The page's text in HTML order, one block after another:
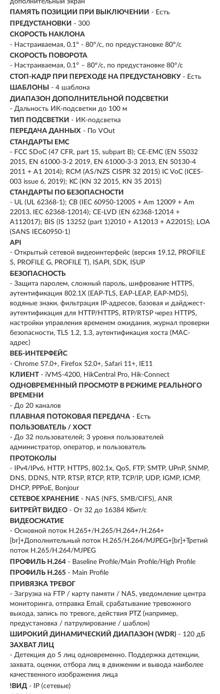
дополнительный экран
ПАМЯТЬ ПОЗИЦИИ ПРИ ВЫКЛЮЧЕНИИ - Есть
ПРЕДУСТАНОВКИ - 300
СКОРОСТЬ НАКЛОНА
- Настраиваемая, 0.1° - 80°/с, по предустановке 80°/с
СКОРОСТЬ ПОВОРОТА
- Настраиваемая, 0.1° – 80°/с, по предустановке 80°/с
СТОП-КАДР ПРИ ПЕРЕХОДЕ НА ПРЕДУСТАНОВКУ - Есть
ШАБЛОНЫ
- 4 шаблона
ДИАПАЗОН ДОПОЛНИТЕЛЬНОЙ ПОДСВЕТКИ
- Дальность ИК-подсветки до 100 м
ТИП ПОДСВЕТКИ - ИК-подсветка
ПЕРЕДАЧА ДАННЫХ - По VOut
СТАНДАРТЫ EMC
- FCC SDoC (47 CFR, part 15, subpart B); CE-EMC (EN 55032
2015, EN 61000-3-2 2019, EN 61000-3-3 2013, EN 50130-4
2011 + A1 2014); RCM (AS/NZS CISPR 32 2015) IC VoC (ICES-
003 issue 6, 2019); KC (KN 32 2015, KN 35 2015)
СТАНДАРТЫ ПО БЕЗОПАСНОСТИ
- UL (UL 62368-1); CB (IEC 60950-12005 + Am 12009 + Am
22013, IEC 62368-12014); CE-LVD (EN 62368-12014 +
A112017); BIS (IS 13252 (part 1)2010 + A12013 + A22015); LOA
(SANS IEC60950-1)
API
- Открытый сетевой видеоинтерфейс (версия 19.12, PROFILE
S, PROFILE G, PROFILE T), ISAPI, SDK, ISUP
БЕЗОПАСНОСТЬ
- Защита паролем, сложный пароль, шифрование HTTPS,
аутентификация 802.1X (EAP-TLS, EAP-LEAP, EAP-MD5),
водяные знаки, фильтрация IP-адресов, базовая и дайджест-
аутентификация для HTTP/HTTPS, RTP/RTSP через HTTPS,
настройки управления временем ожидания, журнал проверки
безопасности, TLS 1.2, 1.3, аутентификация хоста (MAC-
адрес)
ВЕБ-ИНТЕРФЕЙС
- Chrome 57.0+, Firefox 52.0+, Safari 11+, IE11
КЛИЕНТ - iVMS-4200, HikCentral Pro, Hik-Connect
ОДНОВРЕМЕННЫЙ ПРОСМОТР В РЕЖИМЕ РЕАЛЬНОГО
ВРЕМЕНИ
- До 20 каналов
ПЛАВНАЯ ПОТОКОВАЯ ПЕРЕДАЧА - Есть
ПОЛЬЗОВАТЕЛЬ / ХОСТ
- До 32 пользователей; 3 уровня пользователей
администратор, оператор, и пользователь
ПРОТОКОЛЫ
- IPv4/IPv6, HTTP, HTTPS, 802.1x, QoS, FTP, SMTP, UPnP, SNMP,
DNS, DDNS, NTP, RTSP, RTCP, RTP, TCP/IP, UDP, IGMP, ICMP,
DHCP, PPPoE, Bonjour
СЕТЕВОЕ ХРАНЕНИЕ - NAS (NFS, SMB/CIFS), ANR
БИТРЕЙТ ВИДЕО - От 32 до 16384 Кбит/с
ВИДЕОСЖАТИЕ
- Основной поток H.265+/H.265/H.264+/H.264+
[br]+Дополнительный поток H.265/H.264/MJPEG+[br]+Третий
поток H.265/H.264/MJPEG
ПРОФИЛЬ H.264 - Baseline Profile/Main Profile/High Profile
ПРОФИЛЬ H.265 - Main Profile
ПРИВЯЗКА ТРЕВОГ
- Загрузка на FTP / карту памяти / NAS, уведомление центра
мониторинга, отправка Email, срабатывание тревожного
выхода, запись по тревоге, действия PTZ (например,
предустановка / патрулирование / шаблон)
ШИРОКИЙ ДИНАМИЧЕСКИЙ ДИАПАЗОН (WDR) - 120 дБ
ЗАХВАТ ЛИЦ
- Детекция до 5 лиц одновременно. Поддержка детекции,
захвата, оценки, отбора лиц в движении и вывода наиболее
качественного изображения лица
!ВИД - IP (сетевые)